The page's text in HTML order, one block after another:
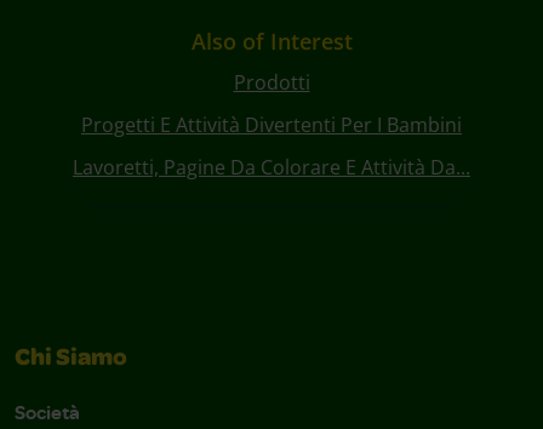
Also of Interest
Prodotti
Progetti E Attività Divertenti Per I Bambini
Lavoretti, Pagine Da Colorare E Attività Da...
Chi Siamo
Società